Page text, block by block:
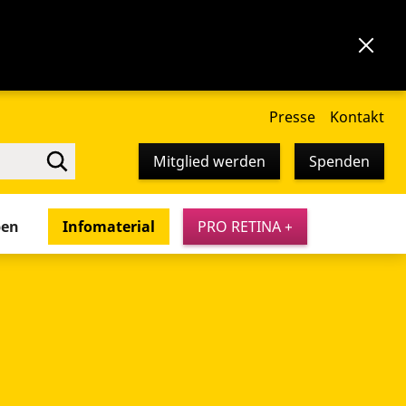
Presse Kontakt
Mitglied werden Spenden
Infomaterial PRO RETINA +